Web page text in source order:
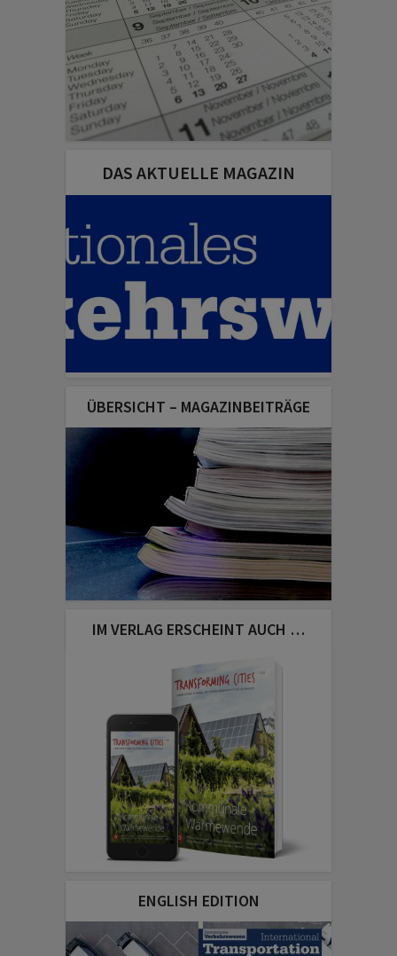
DAS AKTUELLE MAGAZIN
ÜBERSICHT – MAGAZINBEITRÄGE
IM VERLAG ERSCHEINT AUCH …
ENGLISH EDITION